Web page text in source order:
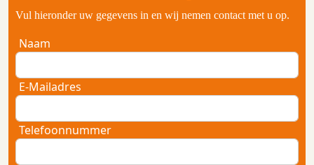
Vul hieronder uw gegevens in en wij nemen contact met u op.
Naam
E-Mailadres
Telefoonnummer